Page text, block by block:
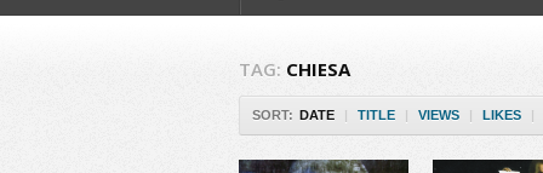
TAG: CHIESA
SORT: DATE | TITLE | VIEWS | LIKES |